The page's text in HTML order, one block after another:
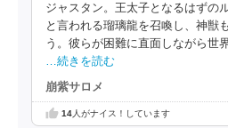
ジャスタン。王太子となるはずの
と言われる瑠璃龍を召喚し、神獣
う。彼らが困難に直面しながら世
…続きを読む
崩紫サロメ
14人がナイス！しています